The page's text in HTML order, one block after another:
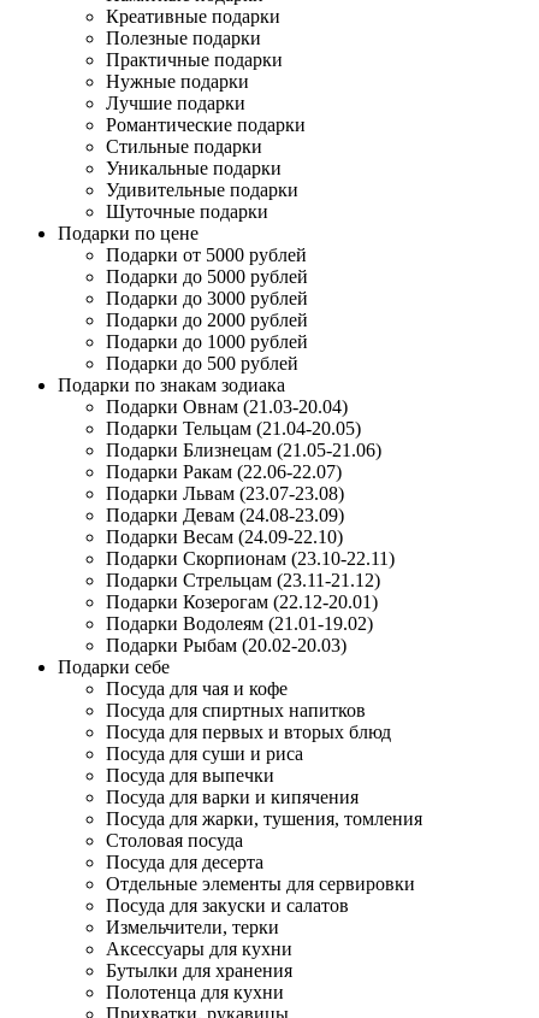
Креативные подарки
Полезные подарки
Практичные подарки
Нужные подарки
Лучшие подарки
Романтические подарки
Стильные подарки
Уникальные подарки
Удивительные подарки
Шуточные подарки
Подарки по цене
Подарки от 5000 рублей
Подарки до 5000 рублей
Подарки до 3000 рублей
Подарки до 2000 рублей
Подарки до 1000 рублей
Подарки до 500 рублей
Подарки по знакам зодиака
Подарки Овнам (21.03-20.04)
Подарки Тельцам (21.04-20.05)
Подарки Близнецам (21.05-21.06)
Подарки Ракам (22.06-22.07)
Подарки Львам (23.07-23.08)
Подарки Девам (24.08-23.09)
Подарки Весам (24.09-22.10)
Подарки Скорпионам (23.10-22.11)
Подарки Стрельцам (23.11-21.12)
Подарки Козерогам (22.12-20.01)
Подарки Водолеям (21.01-19.02)
Подарки Рыбам (20.02-20.03)
Подарки себе
Посуда для чая и кофе
Посуда для спиртных напитков
Посуда для первых и вторых блюд
Посуда для суши и риса
Посуда для выпечки
Посуда для варки и кипячения
Посуда для жарки, тушения, томления
Столовая посуда
Посуда для десерта
Отдельные элементы для сервировки
Посуда для закуски и салатов
Измельчители, терки
Аксессуары для кухни
Бутылки для хранения
Полотенца для кухни
Прихватки, рукавицы